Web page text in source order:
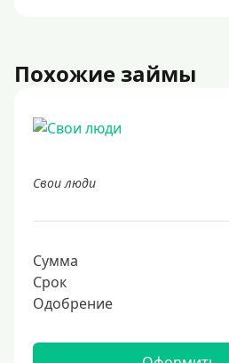
Похожие займы
Свои люди
Сумма
Срок
Одобрение